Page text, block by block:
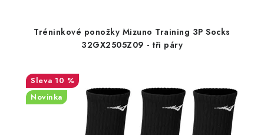
Tréninkové ponožky Mizuno Training 3P Socks
32GX2505Z09 - tři páry
10 %
Novinka